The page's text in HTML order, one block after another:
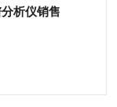
析仪销售